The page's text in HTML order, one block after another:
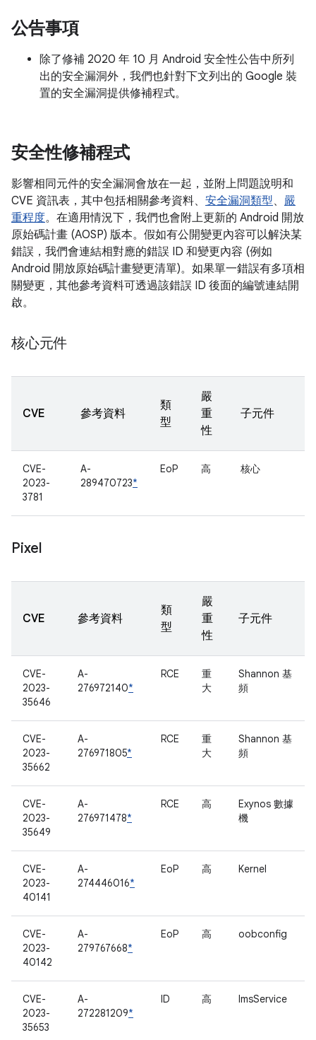
公告事項
除了修補 2020 年 10 月 Android 安全性公告中所列
出的安全漏洞外，我們也針對下文列出的 Google 裝
置的安全漏洞提供修補程式。
安全性修補程式
影響相同元件的安全漏洞會放在一起，並附上問題說明和
CVE 資訊表，其中包括相關參考資料、 安全漏洞類型、 嚴
重程度。在適用情況下，我們也會附上更新的 Android 開放
原始碼計畫 (AOSP) 版本。假如有公開變更內容可以解決某
錯誤，我們會連結相對應的錯誤 ID 和變更內容 (例如
Android 開放原始碼計畫變更清單)。如果單一錯誤有多項相
關變更，其他參考資料可透過該錯誤 ID 後面的編號連結開
啟。
核心元件
CVE 參考資料
類
型
嚴
重
性
子元件
CVE-
2023-
3781
A-
289470723*
EoP 高 核心
Pixel
CVE 參考資料
類
型
嚴
重
性
子元件
CVE-
2023-
35646
A-
276972140*
RCE
重
大
Shannon 基
頻
CVE-
2023-
35662
A-
276971805*
RCE
重
大
Shannon 基
頻
CVE-
2023-
35649
A-
276971478*
RCE 高
Exynos 數據
機
CVE-
2023-
40141
A-
274446016*
EoP 高 Kernel
CVE-
2023-
40142
A-
279767668*
EoP 高 oobconfig
CVE-
2023-
35653
A-
272281209*
ID 高 ImsService